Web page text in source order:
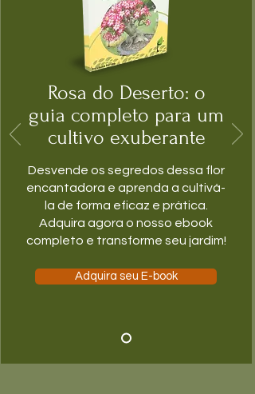
Rosa do Deserto: o
guia completo para um
cultivo exuberante
Desvende os segredos dessa flor
encantadora e aprenda a cultivá-
la de forma eficaz e prática.
Adquira agora o nosso ebook
completo e transforme seu jardim!
Adquira seu E-book